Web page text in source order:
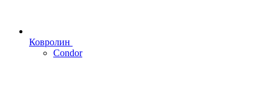
Ковролин
Condor